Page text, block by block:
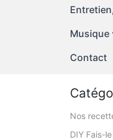
Musique
Contact
Nos
DIY Fais-